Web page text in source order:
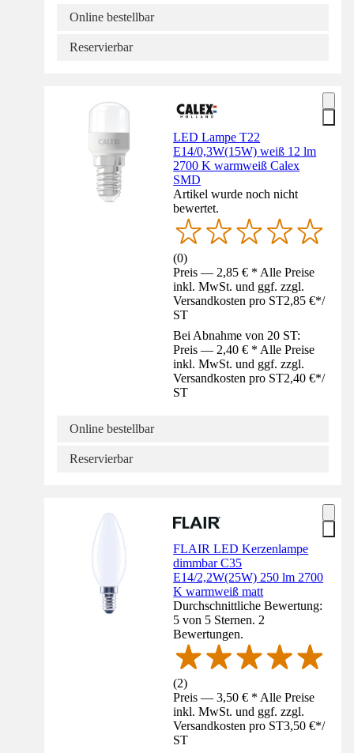
Online bestellbar
Reservierbar
LED Lampe T22
E14/0,3W(15W) weiß 12 lm
2700 K warmweiß Calex
SMD
Artikel wurde noch nicht
bewertet.
(0)
Preis — 2,85 € * Alle Preise
inkl. MwSt. und ggf. zzgl.
Versandkosten pro ST2,85 €*/
ST
Bei Abnahme von 20 ST:
Preis — 2,40 € * Alle Preise
inkl. MwSt. und ggf. zzgl.
Versandkosten pro ST2,40 €*/
ST
Online bestellbar
Reservierbar
FLAIR LED Kerzenlampe
dimmbar C35
E14/2,2W(25W) 250 lm 2700
K warmweiß matt
Durchschnittliche Bewertung:
5 von 5 Sternen. 2
Bewertungen.
(2)
Preis — 3,50 € * Alle Preise
inkl. MwSt. und ggf. zzgl.
Versandkosten pro ST3,50 €*/
ST